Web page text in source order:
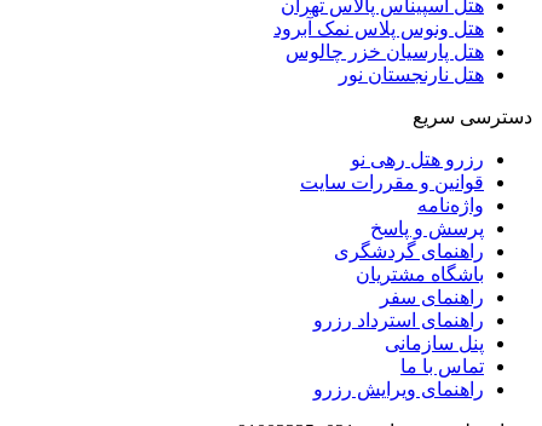
هتل اسپیناس پالاس تهران
هتل ونوس پلاس نمک آبرود
هتل پارسیان خزر چالوس
هتل نارنجستان نور
دسترسی سریع
رزرو هتل رهی نو
قوانین و مقررات سایت
واژه‌نامه
پرسش و پاسخ
راهنمای گردشگری
باشگاه مشتریان
راهنمای سفر
راهنمای استرداد رزرو
پنل سازمانی
تماس با ما
راهنمای ویرایش رزرو